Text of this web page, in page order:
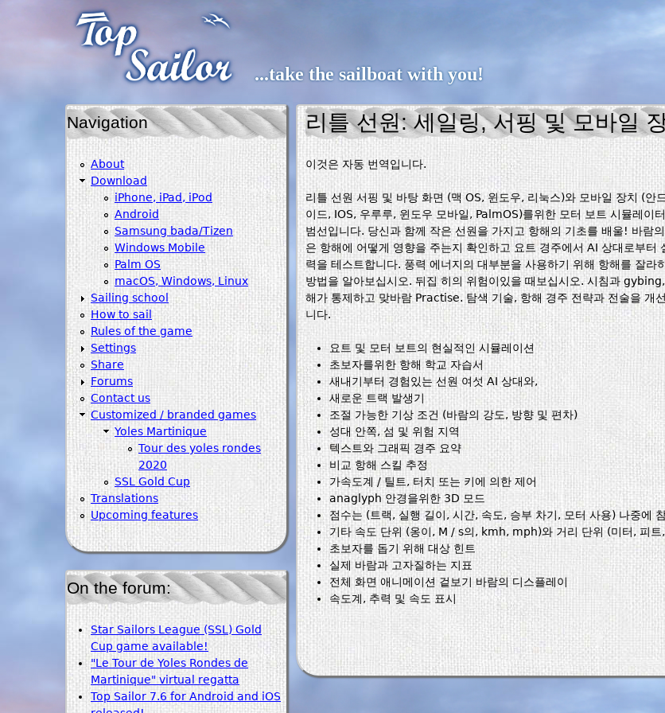
...take the sailboat with you!
리틀 선원: 세일링, 서핑 및 모바일
이것은 자동 번역입니다.
리틀 선원 서핑 및 바탕 화면 (맥 OS, 윈도우, 리눅스)와 모바일 장치 (안
이드, IOS, 우루루, 윈도우 모바일, PalmOS)를위한 모터 보트 시뮬레이
범선입니다. 당신과 함께 작은 선원을 가지고 항해의 기초를 배울! 바람
은 항해에 어떻게 영향을 주는지 확인하고 요트 경주에서 AI 상대로부터
력을 테스트합니다. 풍력 에너지의 대부분을 사용하기 위해 항해를 잘라
방법을 알아보십시오. 뒤집 히의 위험이있을 때보십시오. 시침과
해가 통제하고 맞바람 Practise. 탐색 기술, 항해 경주 전략과 전술을 개
니다.
요트 및 모터 보트의 현실적인 시뮬레이션
초보자를위한 항해 학교 자습서
새내기부터 경험있는 선원 여섯 AI 상대와,
새로운 트랙 발생기
조절 가능한 기상 조건 (바람의 강도, 방향 및 편차)
성대 안쪽, 섬 및 위험 지역
텍스트와 그래픽 경주 요약
비교 항해 스킬 추정
가속도계 / 틸트, 터치 또는 키에 의한 제어
anaglyph 안경을위한 3D 모드
점수는 (트랙, 실행 길이, 시간, 속도, 승부 차기, 모터 사용) 나중에
기타 속도 단위 (옹이, M / s의, kmh, mph)와 거리 단위 (미터, 피트
초보자를 돕기 위해 대상 힌트
실제 바람과 고자질하는 지표
전체 화면 애니메이션 겉보기 바람의 디스플레이
속도계, 추력 및 속도 표시
Navigation
About
Download
iPhone, iPad, iPod
Android
Samsung bada/Tizen
Windows Mobile
Palm OS
macOS, Windows, Linux
Sailing school
How to sail
Rules of the game
Settings
Share
Forums
Contact us
Customized / branded games
Yoles Martinique
Tour des yoles rondes
2020
SSL Gold Cup
Translations
Upcoming features
On the forum:
Star Sailors League (SSL) Gold
Cup game available!
"Le Tour de Yoles Rondes de
Martinique" virtual regatta
Top Sailor 7.6 for Android and iOS